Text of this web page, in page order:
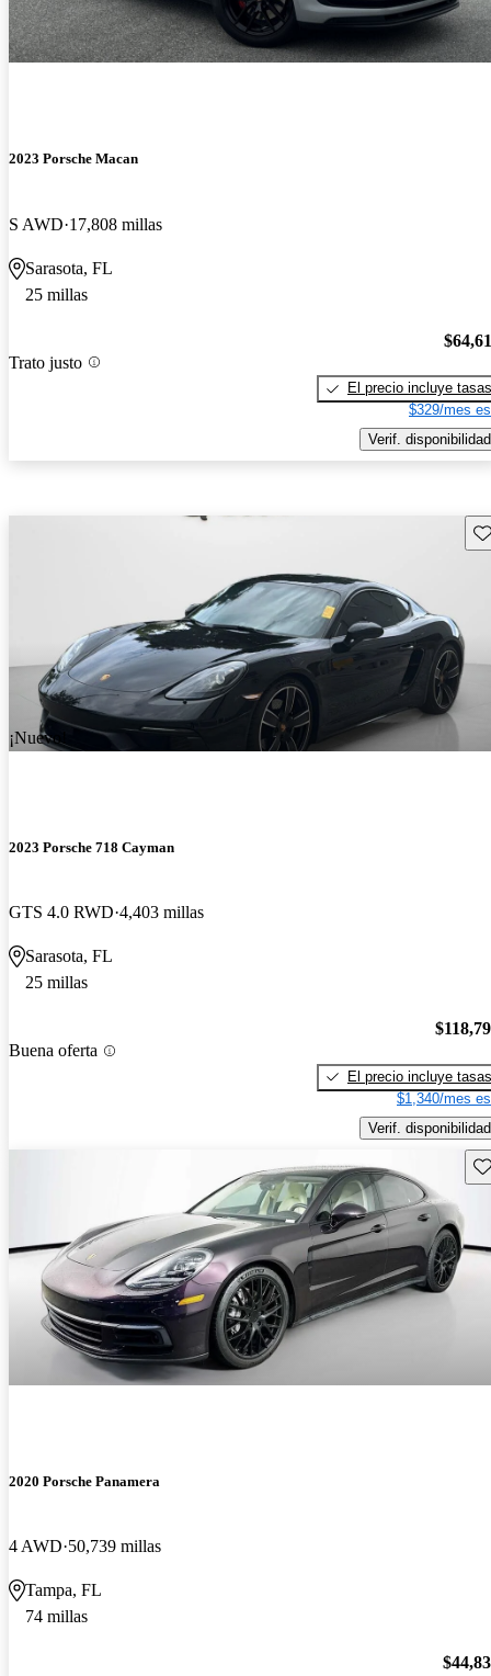
2023 Porsche Macan
S AWD 17,808 millas
Sarasota, FL
25 millas
Trato justo
El precio incluye tasas
$329/mes
Verif. disponibilidad
¡Nuevo!
2023 Porsche 718 Cayman
GTS 4.0 RWD 4,403 millas
Sarasota, FL
25 millas
Buena oferta
El precio incluye tasas
$1,340/mes
Verif. disponibilidad
2020 Porsche Panamera
4 AWD 50,739 millas
Tampa, FL
74 millas